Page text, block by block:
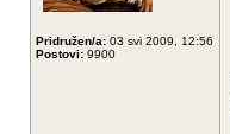
Pridružen/a: 03 svi 2009, 12:56
Postovi: 9900